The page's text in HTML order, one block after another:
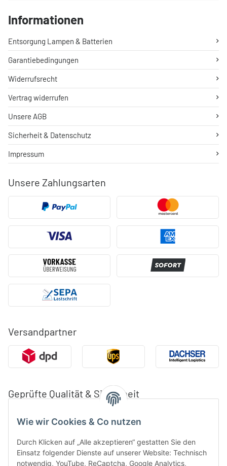
Wie wir Cookies & Co nutzen
Durch Klicken auf „Alle akzeptieren“ gestatten Sie den
Einsatz folgender Dienste auf unserer Website: Technisch
notwendig, YouTube, ReCaptcha, Google Analytics,
Unsere Zahlungsarten
Versandpartner
Geprüfte Qualität & Sicherheit
Informationen
Entsorgung Lampen & Batterien
Garantiebedingungen
Widerrufsrecht
Vertrag widerrufen
Unsere AGB
Sicherheit & Datenschutz
Impressum